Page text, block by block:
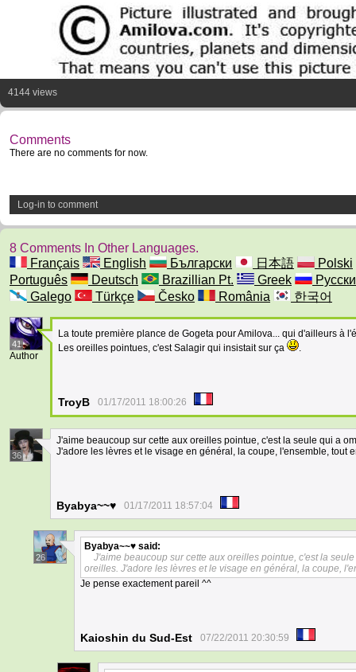
4144 views
Comments
There are no comments for now.
Log-in to comment
8 Comments In Other Languages.
Français
English Български 日本語
Polski
Português
Deutsch Brazillian Pt. Greek
Galego
Türkçe Česko România 한국어
41
Author
La toute première plance de Gogeta pour Amilova... qui d'ailleurs à
Les oreilles pointues, c'est Salagir qui insistait sur ça
.
TroyB 01/17/2011 18:00:26
36
J'aime beaucoup sur cette aux oreilles pointue, c'est la seule qui a
J'adore les lèvres et le visage en général, la coupe, l'ensemble, tout
Byabya~~♥ 01/17/2011 18:57:04
26
Byabya~~♥ said:
J'aime beaucoup sur cette aux oreilles pointue, c'est la
oreilles. J'adore les lèvres et le visage en général, la coupe,
Je pense exactement pareil ^^
Kaioshin du Sud-Est 07/22/2011 20:30:59